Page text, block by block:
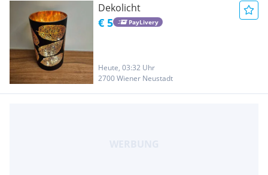
Dekolicht
€ 5 PayLivery
Heute, 03:32 Uhr
2700 Wiener Neustadt